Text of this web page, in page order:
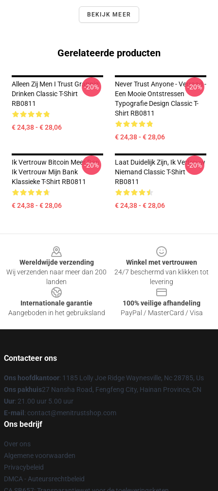
BEKIJK MEER
Gerelateerde producten
Alleen Zij Men I Trust Grappig
Drinken Classic T-Shirt
RB0811
€ 24,38 - € 28,06
-20%
Never Trust Anyone - Verraad -
Een Mooie Ontstressen
Typografie Design Classic T-
Shirt RB0811
€ 24,38 - € 28,06
-20%
Ik Vertrouw Bitcoin Meer Dan
Ik Vertrouw Mijn Bank
Klassieke T-Shirt RB0811
€ 24,38 - € 28,06
-20%
Laat Duidelijk Zijn, Ik Vertrouw
Niemand Classic T-Shirt
RB0811
€ 24,38 - € 28,06
-20%
Wereldwijde verzending
Wij verzenden naar meer dan 200
landen
Winkel met vertrouwen
24/7 beschermd van klikken tot
levering
Internationale garantie
Aangeboden in het gebruiksland
100% veilige afhandeling
PayPal / MasterCard / Visa
Contacteer ons
Ons hoofdkantoor: 1185 Lolly Joe Ridge Waynesville, Nc 28785, Us
Ons pakhuis27 Nansha Road, Fengfeng City, Hainan Province, CN
Uur: 21.00 uur 5.00 uur
E-mail : contact@menitrustshop.com
Ons bedrijf
Over ons
Algemene voorwaarden
Privacybeleid
DMCA - Auteursrechtbeleid